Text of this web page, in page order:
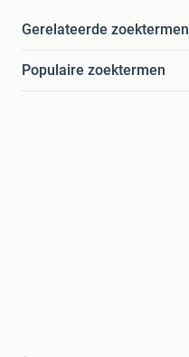
Gerelateerde zoektermen
Populaire zoektermen